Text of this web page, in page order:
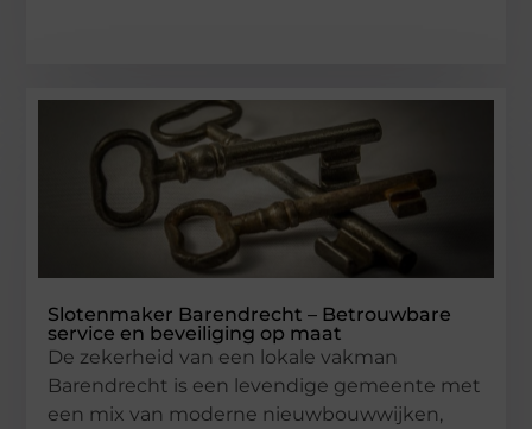
Slotenmaker Barendrecht – Betrouwbare
service en beveiliging op maat
De zekerheid van een lokale vakman
Barendrecht is een levendige gemeente met
een mix van moderne nieuwbouwwijken,